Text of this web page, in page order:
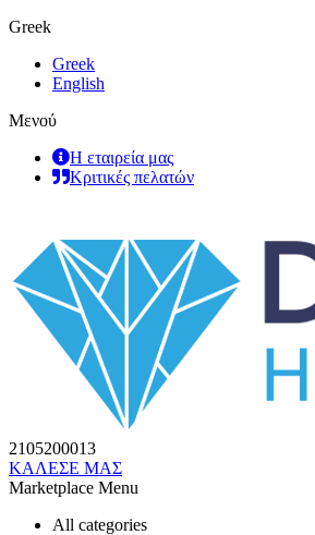
Greek
Greek
English
Μενού
Η εταιρεία μας
Κριτικές πελατών
2105200013
ΚΑΛΕΣΕ ΜΑΣ
Marketplace Menu
All categories